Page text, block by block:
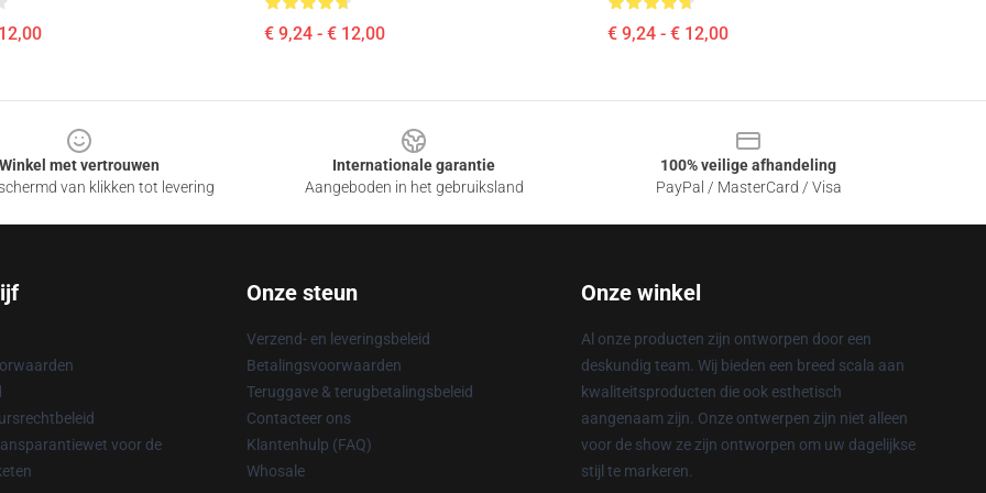
€ 9,24 - € 12,00 € 9,24 - € 12,00
Winkel met vertrouwen
van klikken tot levering
Internationale garantie
Aangeboden in het gebruiksland
100% veilige afhandeling
PayPal / MasterCard / Visa
voor de
Onze steun
Verzend- en leveringsbeleid
Betalingsvoorwaarden
Teruggave & terugbetalingsbeleid
Contacteer ons
Klantenhulp (FAQ)
Whosale
Onze winkel
Al onze producten zijn ontworpen door een
deskundig team. Wij bieden een breed scala aan
kwaliteitsproducten die ook esthetisch
aangenaam zijn. Onze ontwerpen zijn niet alleen
voor de show ze zijn ontworpen om uw dagelijkse
stijl te markeren.